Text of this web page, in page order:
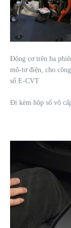
Động cơ trên ba
mô-tơ điện, cho
số E-CVT
Đi kèm hộp số vô